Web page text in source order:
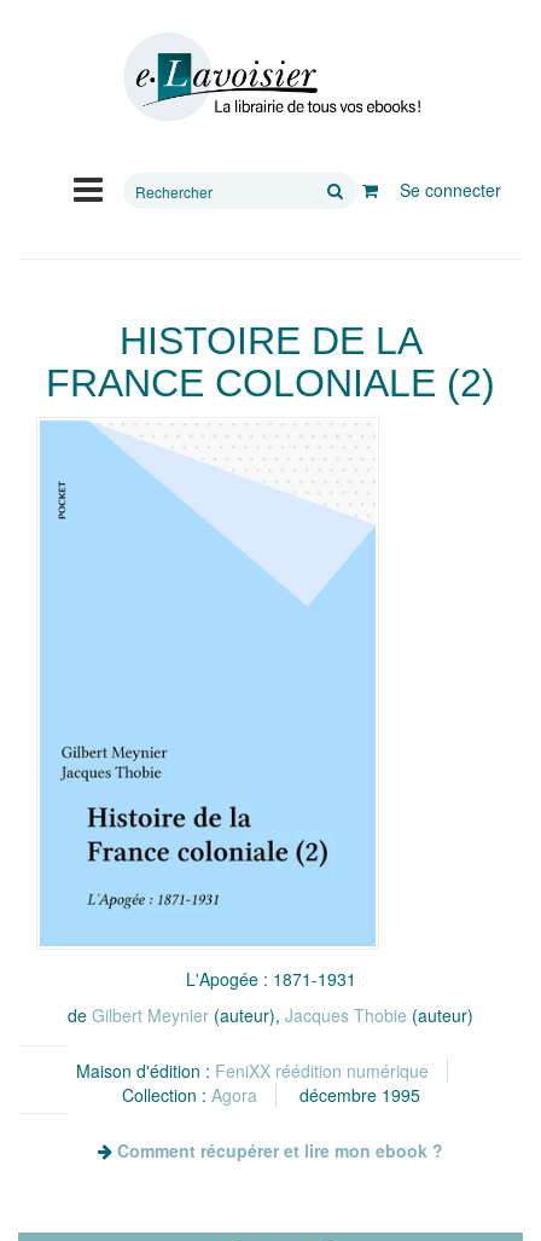
Rechercher
Se connecter
HISTOIRE DE LA
FRANCE COLONIALE (2)
L'Apogée : 1871-1931
de Gilbert Meynier (auteur), Jacques Thobie (auteur)
Maison d'édition : FeniXX réédition numérique
Collection : Agora décembre 1995
Comment récupérer et lire mon ebook ?